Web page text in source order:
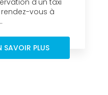
d'un taxi
vous à
SAVOIR PLUS